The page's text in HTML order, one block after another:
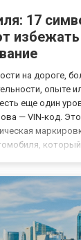
17
избежать
на дороге,
опыте
еще один
— VIN-код.